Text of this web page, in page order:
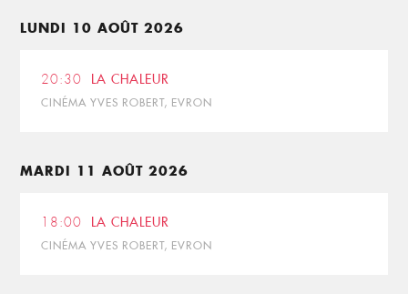
LUNDI 10 AOÛT 2026
20:30 LA CHALEUR
CINÉMA YVES ROBERT, EVRON
MARDI 11 AOÛT 2026
18:00 LA CHALEUR
CINÉMA YVES ROBERT, EVRON